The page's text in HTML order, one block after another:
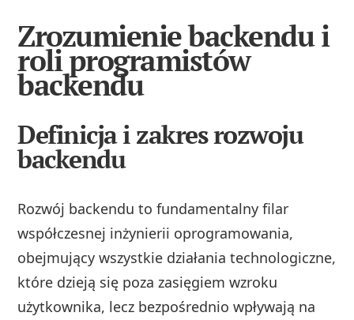
Zrozumienie backendu i
roli programistów
backendu
Definicja i zakres rozwoju
backendu
Rozwój backendu to fundamentalny filar
współczesnej inżynierii oprogramowania,
obejmujący wszystkie działania technologiczne,
które dzieją się poza zasięgiem wzroku
użytkownika, lecz bezpośrednio wpływają na